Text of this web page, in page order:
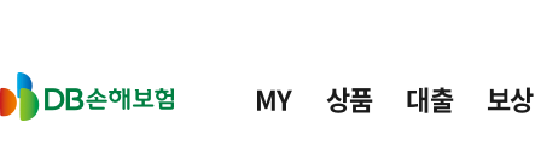
D
B
MY 상품 대출 보상